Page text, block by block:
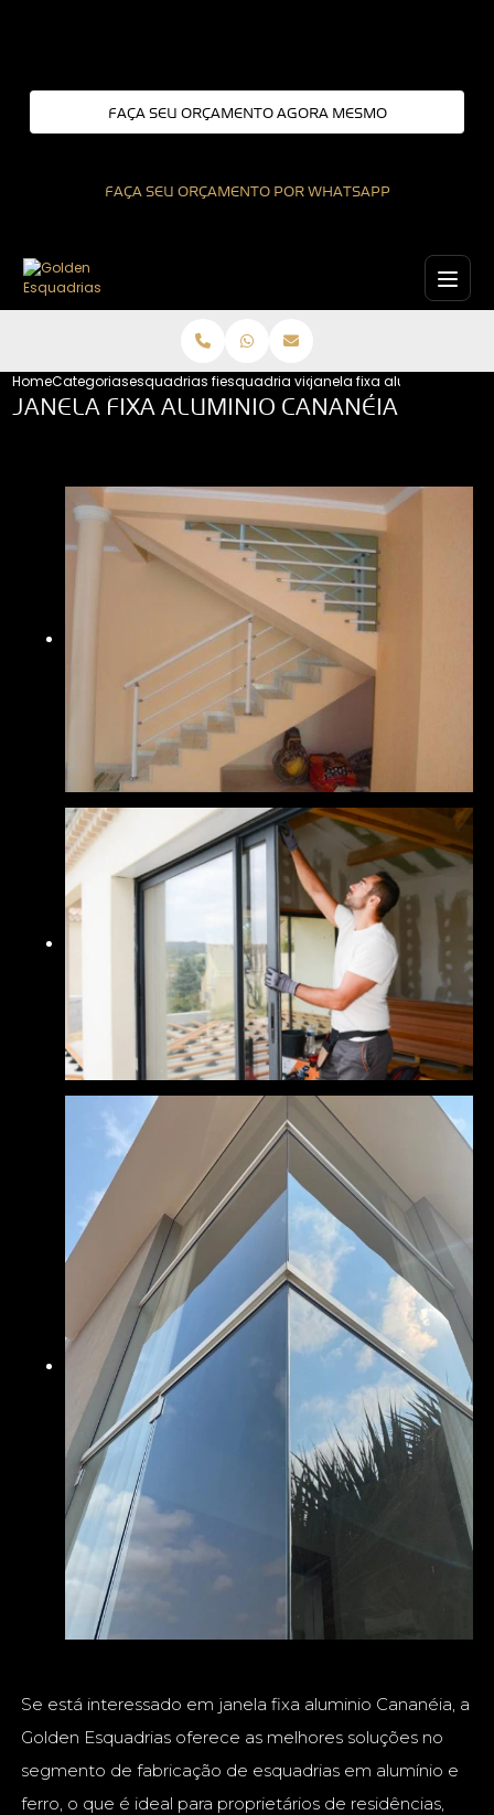
FAÇA SEU ORÇAMENTO AGORA MESMO
FAÇA SEU ORÇAMENTO POR WHATSAPP
HomeCategoriasesquadrias fixasesquadria vidro fixojanela fixa aluminio
JANELA FIXA ALUMINIO CANANÉIA
Se está interessado em janela fixa aluminio Cananéia, a
Golden Esquadrias oferece as melhores soluções no
segmento de fabricação de esquadrias em alumínio e
ferro, o que é ideal para proprietários de residências,